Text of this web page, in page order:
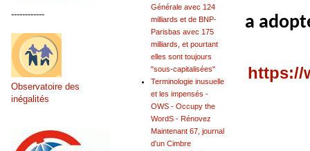
a
https://
Générale avec 124
milliards et de BNP-
Parisbas avec 175
milliards, et pourtant
elles sont toujours
"sous-capitalisées"
Terminologie inusuelle
et les impensés -
OWS - Occupy the
WordS - Rénovez
Maintenant 67, journal
d'un Cimbre
------------
Observatoire des
inégalités